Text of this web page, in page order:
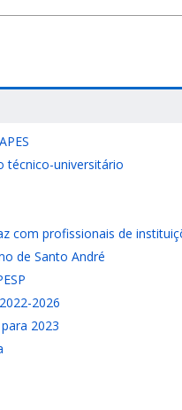
técnico-universitário
com profissionais de
de Santo André
2026
2023